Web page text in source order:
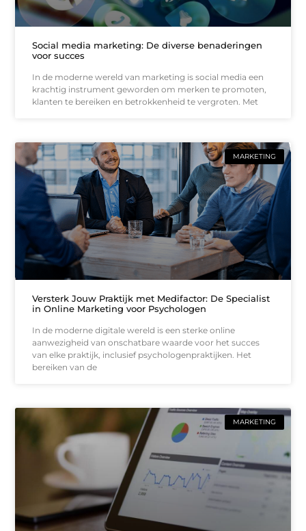
Social media marketing: De diverse benaderingen
voor succes
In de moderne wereld van marketing is social media een
krachtig instrument geworden om merken te promoten,
klanten te bereiken en betrokkenheid te vergroten. Met
MARKETING
Versterk Jouw Praktijk met Medifactor: De Specialist
in Online Marketing voor Psychologen
In de moderne digitale wereld is een sterke online
aanwezigheid van onschatbare waarde voor het succes
van elke praktijk, inclusief psychologenpraktijken. Het
bereiken van de
MARKETING